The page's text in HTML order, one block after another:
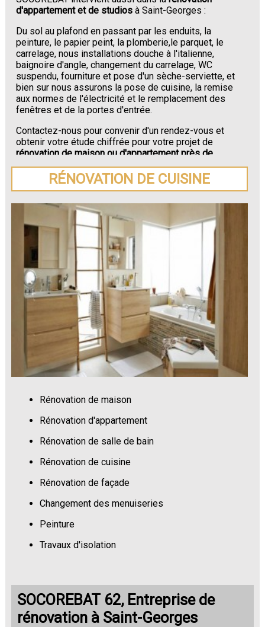
d'appartement et de studios à Saint-Georges :
Du sol au plafond en passant par les enduits, la
peinture, le papier peint, la plomberie,le parquet, le
carrelage, nous installations douche à l'italienne,
baignoire d'angle, changement du carrelage, WC
suspendu, fourniture et pose d'un sèche-serviette, et
bien sur nous assurons la pose de cuisine, la remise
aux normes de l'électricité et le remplacement des
fenêtres et de la portes d'entrée.
Contactez-nous pour convenir d'un rendez-vous et
obtenir votre étude chiffrée pour votre projet de
rénovation de maison ou d'appartement près de
Saint-Georges.
RÉNOVATION DE CUISINE
Rénovation de maison
Rénovation d'appartement
Rénovation de salle de bain
Rénovation de cuisine
Rénovation de façade
Changement des menuiseries
Peinture
Travaux d'isolation
SOCOREBAT 62, Entreprise de
rénovation à Saint-Georges